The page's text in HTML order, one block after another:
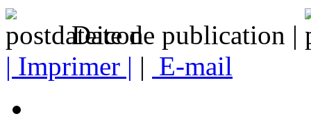
Date de publication |
| Imprimer | | E-mail